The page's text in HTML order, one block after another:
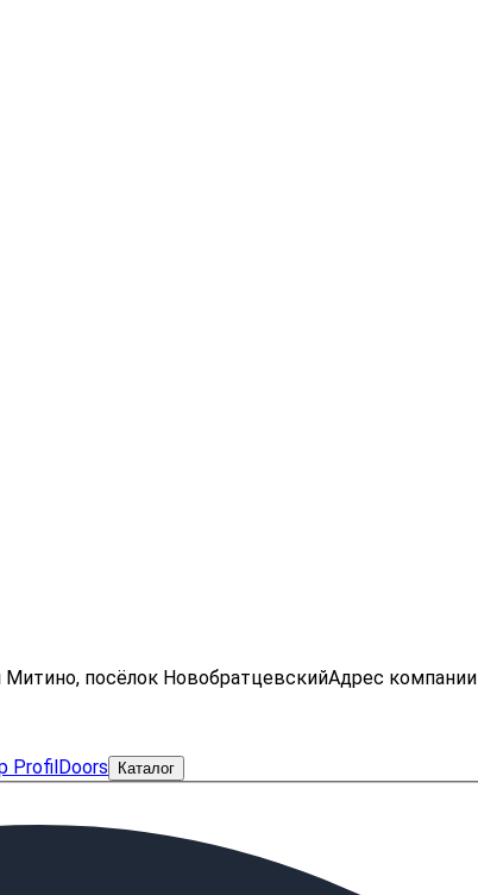
Митино, посёлок НовобратцевскийАдрес компании
Каталог